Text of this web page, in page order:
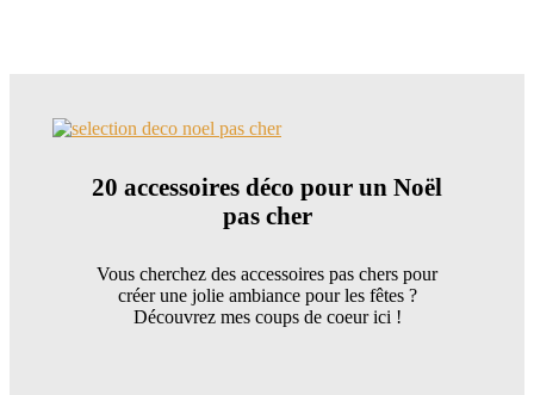
20 accessoires déco pour un Noël
pas cher
Vous cherchez des accessoires pas chers pour
créer une jolie ambiance pour les fêtes ?
Découvrez mes coups de coeur ici !